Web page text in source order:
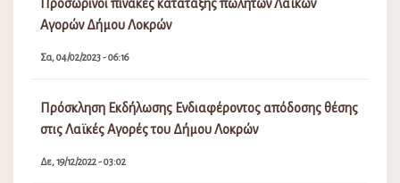
Δημιουργία Μητρώου Νέων για τη συγκρότηση
Δημοτικού Συμβουλίου Νέων στο Δήμο Λοκρών
Πα, 27/09/2024 - 01:41
Δεσποζόμενα και Αδέσποτα Ζώα συντροφιάς
Δικαιώματα – Υποχρεώσεις
Τρ, 04/06/2024 - 10:01